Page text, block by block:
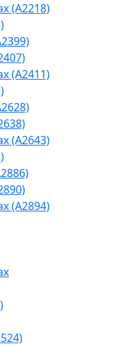
(A2218)
(A2411)
(A2643)
(A2894)